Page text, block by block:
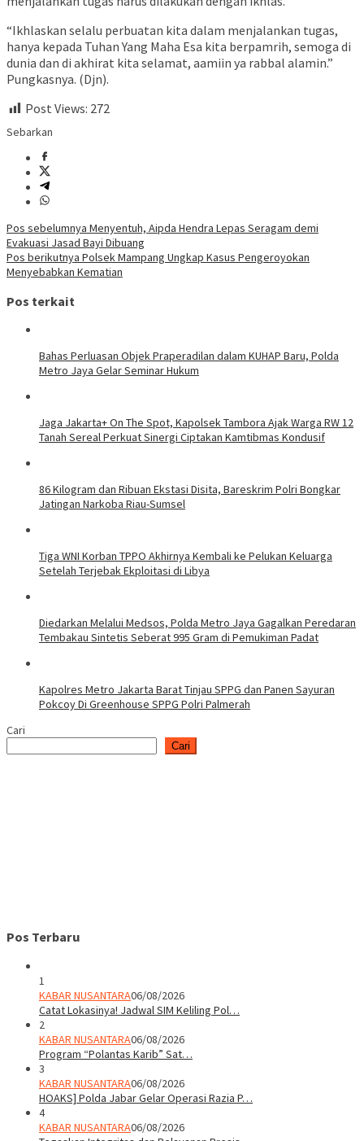
“Ikhlaskan selalu perbuatan kita dalam menjalankan tugas,
hanya kepada Tuhan Yang Maha Esa kita berpamrih, semoga di
dunia dan di akhirat kita selamat, aamiin ya rabbal alamin.”
Pungkasnya. (Djn).
Post Views: 272
Sebarkan
Navigasi
pos
Pos sebelumnya Menyentuh, Aipda Hendra Lepas Seragam demi
Evakuasi Jasad Bayi Dibuang
Pos berikutnya Polsek Mampang Ungkap Kasus Pengeroyokan
Menyebabkan Kematian
Pos terkait
Bahas Perluasan Objek Praperadilan dalam KUHAP Baru, Polda
Metro Jaya Gelar Seminar Hukum
Jaga Jakarta+ On The Spot, Kapolsek Tambora Ajak Warga RW 12
Tanah Sereal Perkuat Sinergi Ciptakan Kamtibmas Kondusif
86 Kilogram dan Ribuan Ekstasi Disita, Bareskrim Polri Bongkar
Jatingan Narkoba Riau-Sumsel
Tiga WNI Korban TPPO Akhirnya Kembali ke Pelukan Keluarga
Setelah Terjebak Ekploitasi di Libya
Diedarkan Melalui Medsos, Polda Metro Jaya Gagalkan Peredaran
Tembakau Sintetis Seberat 995 Gram di Pemukiman Padat
Kapolres Metro Jakarta Barat Tinjau SPPG dan Panen Sayuran
Pokcoy Di Greenhouse SPPG Polri Palmerah
Cari
Cari
Pos Terbaru
1
KABAR NUSANTARA06/08/2026
Catat Lokasinya! Jadwal SIM Keliling Pol…
2
KABAR NUSANTARA06/08/2026
Program “Polantas Karib” Sat…
3
KABAR NUSANTARA06/08/2026
HOAKS] Polda Jabar Gelar Operasi Razia P…
4
KABAR NUSANTARA06/08/2026